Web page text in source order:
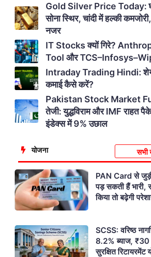
Gold Silver Price Today:
सोना स्थिर, चांदी में हल्की
नजर
IT Stocks क्यों गिरे?
Tool और
Intraday Trading Hindi:
कमाई कैसे करें?
Pakistan Stock Market
तेजी: युद्धविराम और IMF राहत
इंडेक्स में 9% उछाल
योजना सभी
PAN Card से
पड़ सकती हैं भारी,
किया तो बढ़ेगी
SCSS: वरिष्ठ
8.2% ब्याज,
सुरक्षित रिटायरमेंट